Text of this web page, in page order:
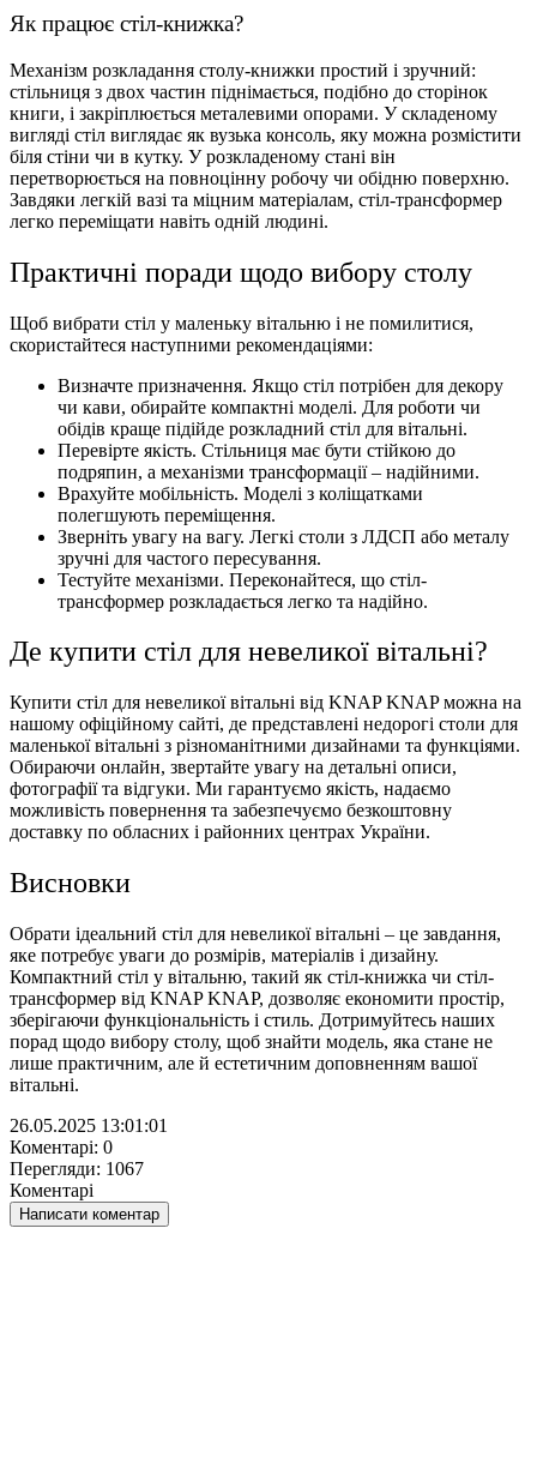
Як працює стіл-книжка?
Механізм розкладання столу-книжки простий і зручний:
стільниця з двох частин піднімається, подібно до сторінок
книги, і закріплюється металевими опорами. У складеному
вигляді стіл виглядає як вузька консоль, яку можна розмістити
біля стіни чи в кутку. У розкладеному стані він
перетворюється на повноцінну робочу чи обідню поверхню.
Завдяки легкій вазі та міцним матеріалам, стіл-трансформер
легко переміщати навіть одній людині.
Практичні поради щодо вибору столу
Щоб вибрати стіл у маленьку вітальню і не помилитися,
скористайтеся наступними рекомендаціями:
Визначте призначення. Якщо стіл потрібен для декору
чи кави, обирайте компактні моделі. Для роботи чи
обідів краще підійде розкладний стіл для вітальні.
Перевірте якість. Стільниця має бути стійкою до
подряпин, а механізми трансформації – надійними.
Врахуйте мобільність. Моделі з коліщатками
полегшують переміщення.
Зверніть увагу на вагу. Легкі столи з ЛДСП або металу
зручні для частого пересування.
Тестуйте механізми. Переконайтеся, що стіл-
трансформер розкладається легко та надійно.
Де купити стіл для невеликої вітальні?
Купити стіл для невеликої вітальні від KNAP KNAP можна на
нашому офіційному сайті, де представлені недорогі столи для
маленької вітальні з різноманітними дизайнами та функціями.
Обираючи онлайн, звертайте увагу на детальні описи,
фотографії та відгуки. Ми гарантуємо якість, надаємо
можливість повернення та забезпечуємо безкоштовну
доставку по обласних і районних центрах України.
Висновки
Обрати ідеальний стіл для невеликої вітальні – це завдання,
яке потребує уваги до розмірів, матеріалів і дизайну.
Компактний стіл у вітальню, такий як стіл-книжка чи стіл-
трансформер від KNAP KNAP, дозволяє економити простір,
зберігаючи функціональність і стиль. Дотримуйтесь наших
порад щодо вибору столу, щоб знайти модель, яка стане не
лише практичним, але й естетичним доповненням вашої
вітальні.
26.05.2025 13:01:01
Коментарі: 0
Перегляди: 1067
Коментарі
Написати коментар